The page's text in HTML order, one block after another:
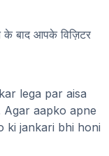
बाद आपके विज़िटर
lega par aisa
Agar aapko apne
ki jankari bhi honi